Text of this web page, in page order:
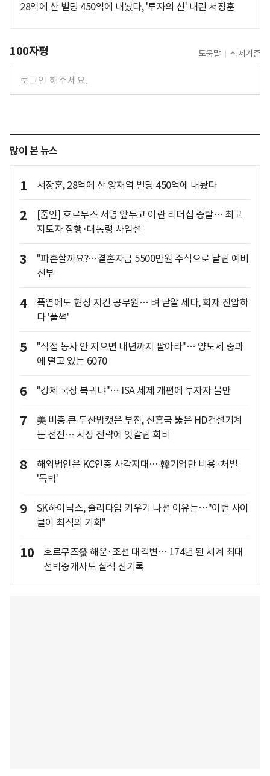
28억에 산 빌딩 450억에 내놨다, '투자의 신' 내린 서장훈
100자평 도움말 삭제기준
많이 본 뉴스
1 서장훈, 28억에 산 양재역 빌딩 450억에 내놨다
2
[줌인] 호르무즈 서명 앞두고 이란 리더십 증발… 최고
지도자 잠행·대통령 사임설
3
"파혼할까요?…결혼자금 5500만원 주식으로 날린 예비
신부
4
폭염에도 현장 지킨 공무원… 벼 낱알 세다, 화재 진압하
다 '풀썩'
5
"직접 농사 안 지으면 내년까지 팔아라"… 양도세 중과
에 떨고 있는 6070
6 "강제 국장 복귀냐"… ISA 세제 개편에 투자자 불만
7
美 비중 큰 두산밥캣은 부진, 신흥국 뚫은 HD건설기계
는 선전… 시장 전략에 엇갈린 희비
8
해외법인은 KC인증 사각지대… 韓기업만 비용·처벌
'독박'
9
SK하이닉스, 솔리다임 키우기 나선 이유는…"이번 사이
클이 최적의 기회"
10
호르무즈發 해운·조선 대격변… 174년 된 세계 최대
선박중개사도 실적 신기록